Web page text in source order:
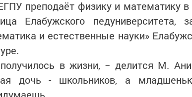
преподаёт физику и математику
Елабужского педуниверситета,
и естественные науки»
в жизни, − делится М.
дочь - школьников, а